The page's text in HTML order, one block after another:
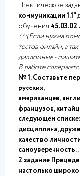
Практическое
коммуникации 1.1"
обучения 45.03.02
***(Если нужна
тестов онлайн, а
дипломные -
В работе
№ 1. Составьте
русских,
американцев,
французов,
следующем
дисциплина,
качество
самоуверенность...
2 задание
настолько